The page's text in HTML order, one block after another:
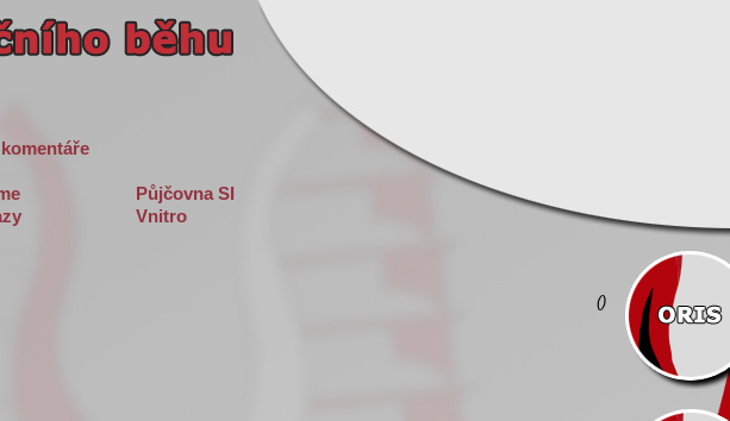
Půjčovna SI
Vnitro